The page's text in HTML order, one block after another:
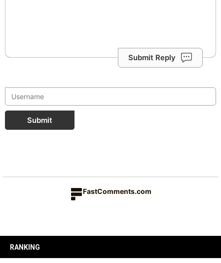
Submit Reply
Submit
FastComments.com
RANKING